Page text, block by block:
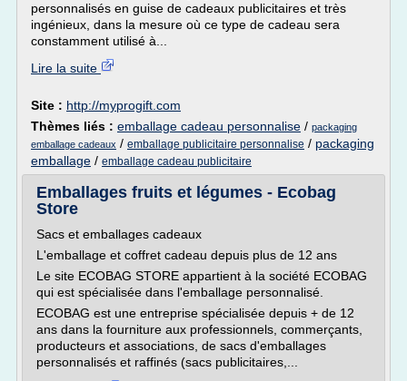
personnalisés en guise de cadeaux publicitaires et très
ingénieux, dans la mesure où ce type de cadeau sera
constamment utilisé à...
Lire la suite
Site : http://myprogift.com
Thèmes liés : emballage cadeau personnalise / packaging
emballage cadeaux / emballage publicitaire personnalise / packaging
emballage / emballage cadeau publicitaire
Emballages fruits et légumes - Ecobag
Store
Sacs et emballages cadeaux
L'emballage et coffret cadeau depuis plus de 12 ans
Le site ECOBAG STORE appartient à la société ECOBAG
qui est spécialisée dans l'emballage personnalisé.
ECOBAG est une entreprise spécialisée depuis + de 12
ans dans la fourniture aux professionnels, commerçants,
producteurs et associations, de sacs d'emballages
personnalisés et raffinés (sacs publicitaires,...